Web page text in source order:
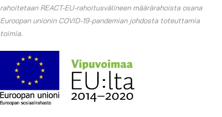
rahoitetaan REACT-EU-rahoitusvälineen määrärahoista osana
Euroopan unionin COVID-19-pandemian johdosta toteuttamia
toimia.